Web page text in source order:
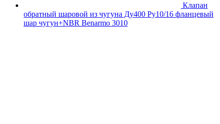
Клапан
обратный шаровой из чугуна Ду400 Ру10/16 фланцевый
шар чугун+NBR Benarmo 3010